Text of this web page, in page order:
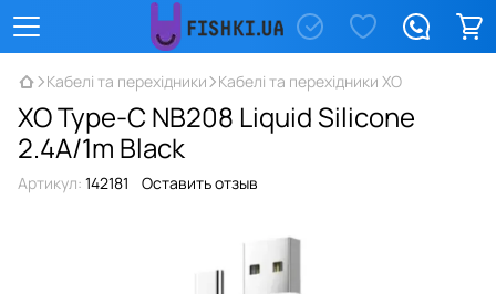
Кабелі та перехідники Кабелі та перехідники XO
XO Type-C NB208 Liquid Silicone
2.4A/1m Black
Артикул: 142181 Оставить отзыв